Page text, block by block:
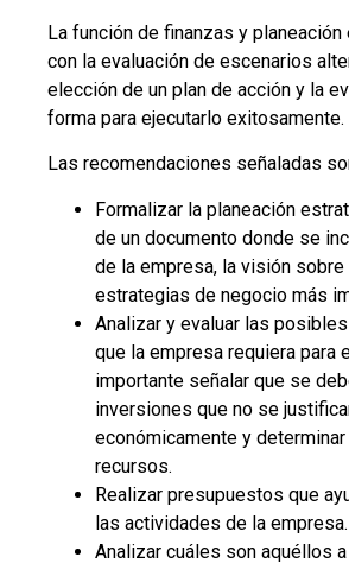
La función de finanzas y
con la evaluación de escenarios
elección de un plan de acción y la
forma para ejecutarlo exitosamente.
Las recomendaciones señaladas
Formalizar la planeación
de un documento donde se
de la empresa, la visión
estrategias de negocio más
Analizar y evaluar las
que la empresa requiera para
importante señalar que se
inversiones que no se
económicamente y
recursos.
Realizar presupuestos que
las actividades de la empresa.
Analizar cuáles son aquéllos